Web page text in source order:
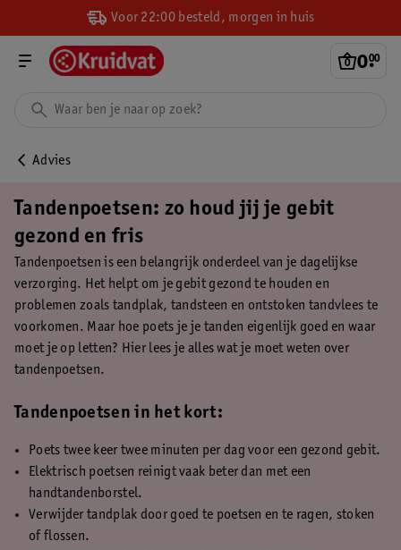
Voor 22:00 besteld, morgen in huis
0.
00
Advies
Tandenpoetsen: zo houd jij je gebit
gezond en fris
Tandenpoetsen is een belangrijk onderdeel van je dagelijkse
verzorging. Het helpt om je gebit gezond te houden en
problemen zoals tandplak, tandsteen en ontstoken tandvlees te
voorkomen. Maar hoe poets je je tanden eigenlijk goed en waar
moet je op letten? Hier lees je alles wat je moet weten over
tandenpoetsen.
Tandenpoetsen in het kort:
Poets twee keer twee minuten per dag voor een gezond gebit.
Elektrisch poetsen reinigt vaak beter dan met een
handtandenborstel.
Verwijder tandplak door goed te poetsen en te ragen, stoken
of flossen.